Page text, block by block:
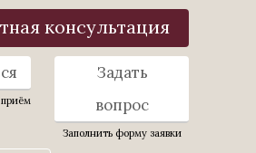
консультация
Задать
вопрос
Заполнить форму заявки